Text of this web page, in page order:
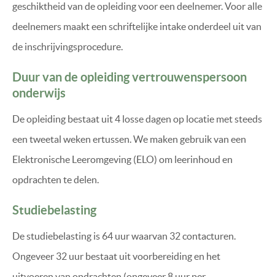
geschiktheid van de opleiding voor een deelnemer. Voor alle
deelnemers maakt een schriftelijke intake onderdeel uit van
de inschrijvingsprocedure.
Duur van de opleiding vertrouwenspersoon
onderwijs
De opleiding bestaat uit 4 losse dagen op locatie met steeds
een tweetal weken ertussen. We maken gebruik van een
Elektronische Leeromgeving (ELO) om leerinhoud en
opdrachten te delen.
Studiebelasting
De studiebelasting is 64 uur waarvan 32 contacturen.
Ongeveer 32 uur bestaat uit voorbereiding en het